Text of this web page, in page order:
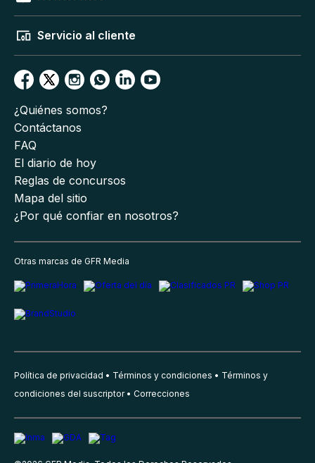
Servicio al cliente
¿Quiénes somos?
Contáctanos
FAQ
El diario de hoy
Reglas de concursos
Mapa del sitio
¿Por qué confiar en nosotros?
Otras marcas de GFR Media
Política de privacidad Términos y condiciones
Términos y
condiciones del suscriptor
Correcciones